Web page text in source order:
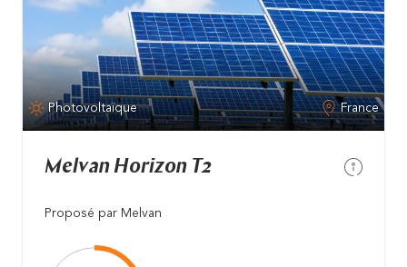
Photovoltaïque France
Melvan Horizon T2
Proposé par Melvan